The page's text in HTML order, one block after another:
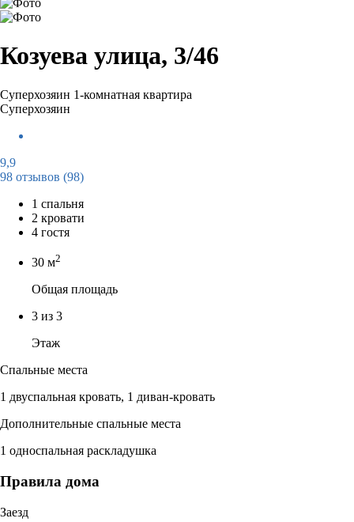
Козуева улица, 3/46
Суперхозяин 1-комнатная квартира
Суперхозяин
9,9
98 отзывов (98)
1 спальня
2 кровати
4 гостя
30 м2
Общая площадь
3 из 3
Этаж
Спальные места
1 двуспальная кровать, 1 диван-кровать
Дополнительные спальные места
1 односпальная раскладушка
Правила дома
Заезд